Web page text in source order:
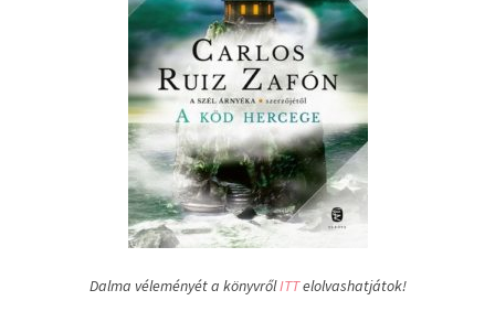
Dalma véleményét a könyvrőlITTelolvashatjátok!